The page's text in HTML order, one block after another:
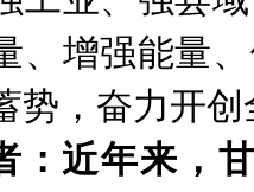
、增强能量
势，奋力开
：近年来，